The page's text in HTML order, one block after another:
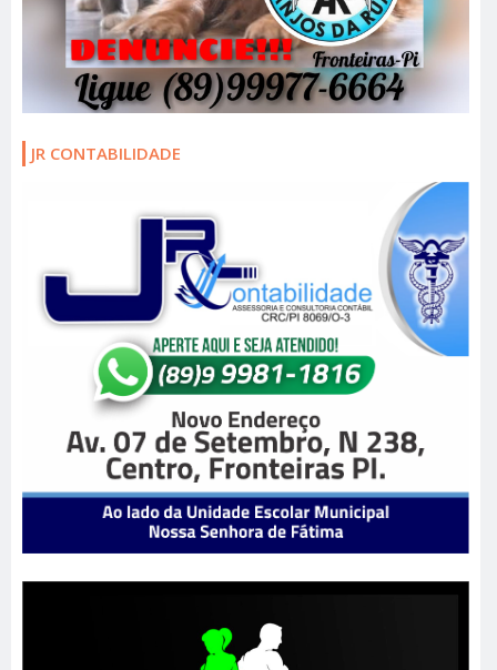
JR CONTABILIDADE